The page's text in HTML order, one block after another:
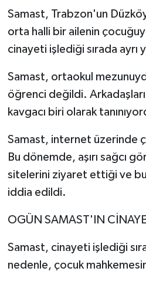
Samast, Trabzon'un
orta halli bir ailenin
cinayeti işlediği sırada ayrı
Samast, ortaokul
öğrenci değildi.
kavgacı biri olarak
Samast, internet üzerinde
Bu dönemde, aşırı sağcı
sitelerini ziyaret ettiği ve
iddia edildi.
OGÜN SAMAST'IN
Samast, cinayeti işlediği
nedenle, çocuk